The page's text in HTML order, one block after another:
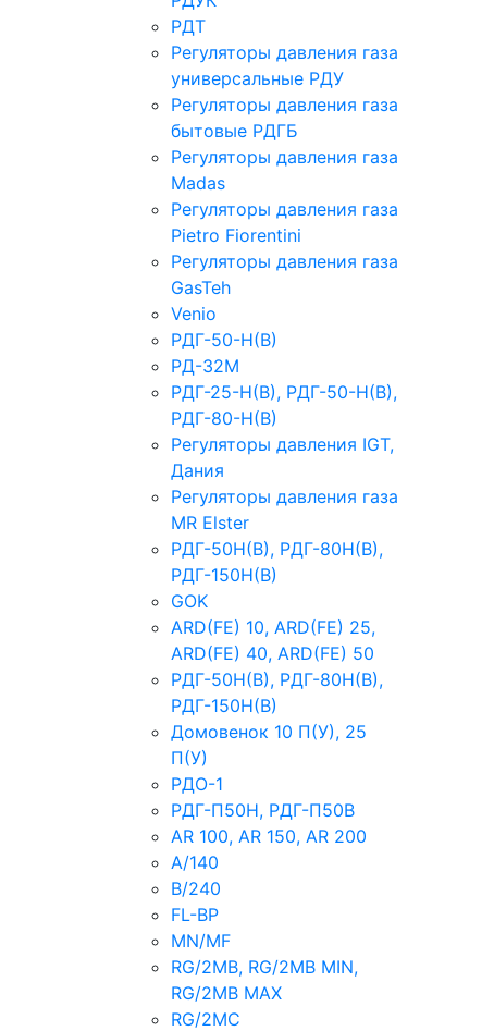
РДТ
Регуляторы давления газа
универсальные РДУ
Регуляторы давления газа
бытовые РДГБ
Регуляторы давления газа
Madas
Регуляторы давления газа
Рietro Fiorentini
Регуляторы давления газа
GasTeh
Venio
РДГ-50-Н(В)
РД-32М
РДГ-25-Н(В), РДГ-50-Н(В),
РДГ-80-Н(В)
Регуляторы давления IGT,
Дания
Регуляторы давления газа
MR Elster
РДГ-50Н(В), РДГ-80Н(В),
РДГ-150Н(В)
GOK
ARD(FE) 10, ARD(FE) 25,
ARD(FE) 40, ARD(FE) 50
РДГ-50Н(В), РДГ-80Н(В),
РДГ-150Н(В)
Домовенок 10 П(У), 25
П(У)
РДО-1
РДГ-П50Н, РДГ-П50В
AR 100, AR 150, AR 200
A/140
B/240
FL-BP
MN/MF
RG/2MB, RG/2MB MIN,
RG/2MB MAX
RG/2MC